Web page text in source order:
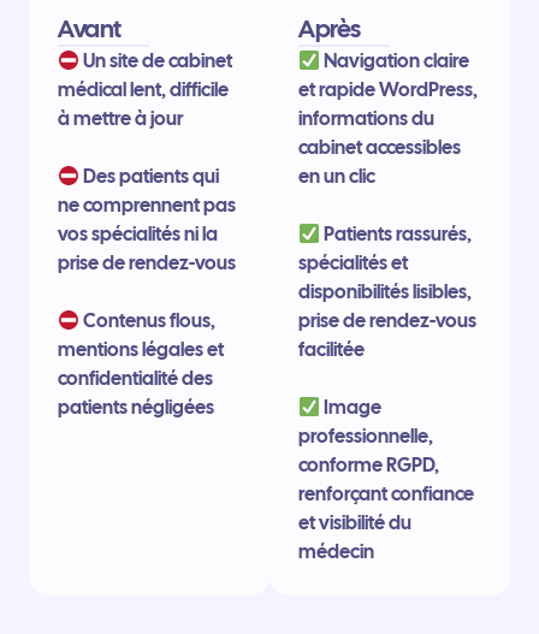
Avant
Un site de cabinet
médical lent, difficile
à mettre à jour
Des patients qui
ne comprennent pas
vos spécialités ni la
prise de rendez-vous
Contenus flous,
mentions légales et
confidentialité des
patients négligées
Après
Navigation claire
et rapide WordPress,
informations du
cabinet accessibles
en un clic
Patients rassurés,
spécialités et
disponibilités lisibles,
prise de rendez-vous
facilitée
Image
professionnelle,
conforme RGPD,
renforçant confiance
et visibilité du
médecin